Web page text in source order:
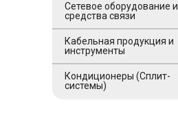
Сетевое оборудование и
средства связи
Кабельная продукция и
инструменты
Кондиционеры (Сплит-
системы)